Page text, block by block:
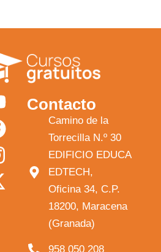
Contacto
Camino de la
Torrecilla N.º 30
EDIFICIO EDUCA
EDTECH,
Oficina 34, C.P.
18200, Maracena
(Granada)
958 050 208